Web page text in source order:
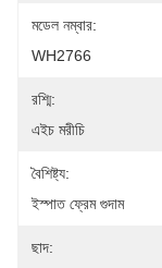
মডেল নম্বার:
WH2766
রশ্মি:
এইচ মরীচি
বৈশিষ্ট্য:
ইস্পাত ফ্রেম গুদাম
ছাদ: